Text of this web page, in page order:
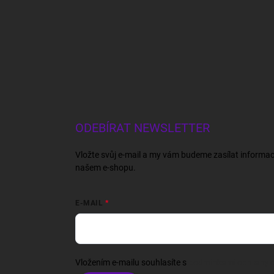
ODEBÍRAT NEWSLETTER
Vložte svůj e-mail a my vám budeme zasílat
našem e-shopu.
E-MAIL
Vložením e-mailu souhlasíte s